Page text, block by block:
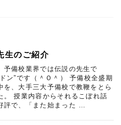
生のご紹介
予備校業界では伝説の先生で
ン”です（＾Ｏ＾） 予備校全盛期
を、大手三大予備校で教鞭をとら
。 授業内容からそれるこぼれ話
評で、「また始まった …